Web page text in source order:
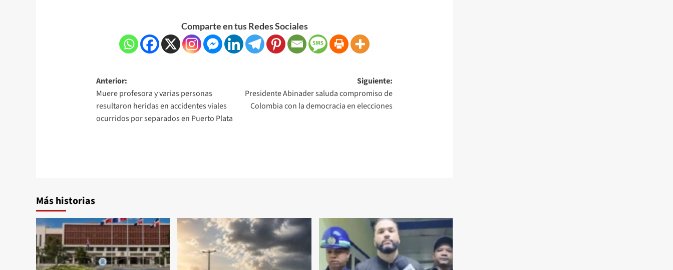
Comparte en tus Redes Sociales
Anterior:
Muere profesora y varias personas
resultaron heridas en accidentes viales
ocurridos por separados en Puerto Plata
Siguiente:
Presidente Abinader saluda compromiso de
Colombia con la democracia en elecciones
Más historias